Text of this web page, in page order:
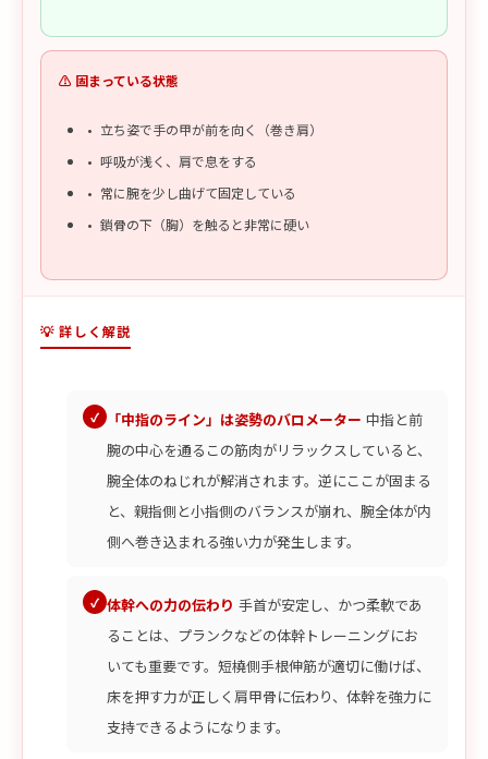
⚠️ 固まっている状態
立ち姿で手の甲が前を向く（巻き肩）
呼吸が浅く、肩で息をする
常に腕を少し曲げて固定している
鎖骨の下（胸）を触ると非常に硬い
💡 詳しく解説
「中指のライン」は姿勢のバロメーター 中指と前
腕の中心を通るこの筋肉がリラックスしていると、
腕全体のねじれが解消されます。逆にここが固まる
と、親指側と小指側のバランスが崩れ、腕全体が内
側へ巻き込まれる強い力が発生します。
体幹への力の伝わり 手首が安定し、かつ柔軟であ
ることは、プランクなどの体幹トレーニングにお
いても重要です。短橈側手根伸筋が適切に働けば、
床を押す力が正しく肩甲骨に伝わり、体幹を強力に
支持できるようになります。